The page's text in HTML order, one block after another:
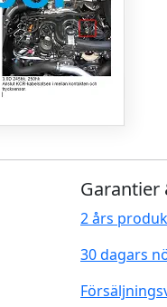
Garantier
2 års
30 dagars